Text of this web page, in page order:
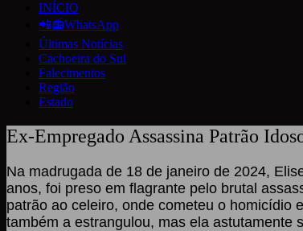
INÍCIO
📲📻WhatsApp
Últimas Notícias
Cachoeira do Sul
Falecimentos
Região
Estado
Ex-Empregado Assassina Patrão
Na madrugada de 18 de janeiro de 2024,
anos, foi preso em flagrante pelo brutal
patrão ao celeiro, onde cometeu o homicídio
também a estrangulou, mas ela astutamente